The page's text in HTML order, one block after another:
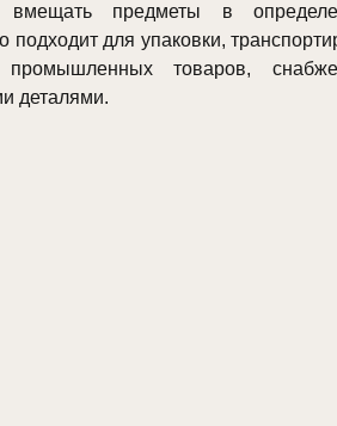
вмещать предметы в
подходит для упаковки,
товаров,
деталями.